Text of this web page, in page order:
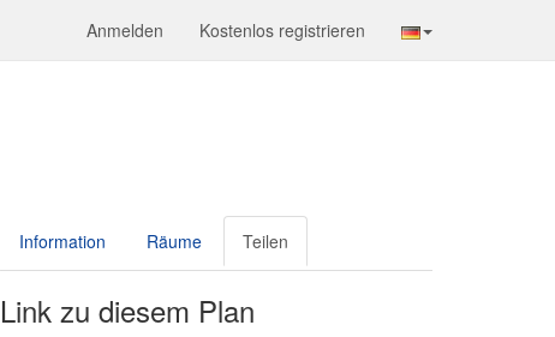
Anmelden Kostenlos registrieren
Information Räume Teilen
Link zu diesem Plan